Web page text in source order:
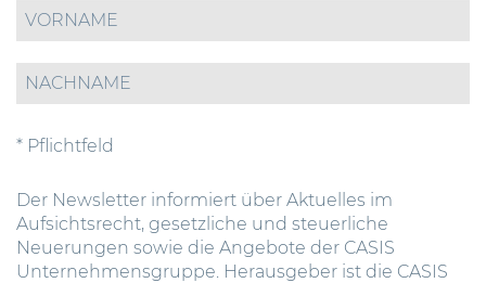
* Pflichtfeld
Der Newsletter informiert über Aktuelles im
Aufsichtsrecht, gesetzliche und steuerliche
Neuerungen sowie die Angebote der CASIS
Unternehmensgruppe. Herausgeber ist die CASIS